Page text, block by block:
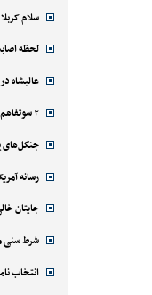
سلام
لحظه
عالیشاه
۲ سوتفاهم بزرگ در مورد رویکرد ترامپ به ایران
جنگل‌های
رسانه
جایتان
شرط سنی
انتخاب